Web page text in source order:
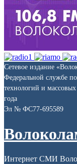
Сетевое издание
Федеральной службе
технологий и
года
Эл № ФС77-695589
Интернет СМИ